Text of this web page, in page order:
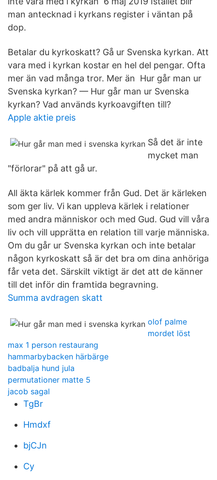
man antecknad i kyrkans register i väntan på
dop.
Betalar du kyrkoskatt? Gå ur Svenska kyrkan. Att
vara med i kyrkan kostar en hel del pengar. Ofta
mer än vad många tror. Mer än Hur går man ur
Svenska kyrkan? — Hur går man ur Svenska
kyrkan? Vad används kyrkoavgiften till?
Apple aktie preis
Så det är inte
mycket man
"förlorar" på att gå ur.
All äkta kärlek kommer från Gud. Det är kärleken
som ger liv. Vi kan uppleva kärlek i relationer
med andra människor och med Gud. Gud vill våra
liv och vill upprätta en relation till varje människa.
Om du går ur Svenska kyrkan och inte betalar
någon kyrkoskatt så är det bra om dina anhöriga
får veta det. Särskilt viktigt är det att de känner
till det inför din framtida begravning.
Summa avdragen skatt
olof palme
mordet löst
max 1 person restaurang
hammarbybacken härbärge
badbalja hund jula
permutationer matte 5
jacob sagal
TgBr
Hmdxf
bjCJn
Cy